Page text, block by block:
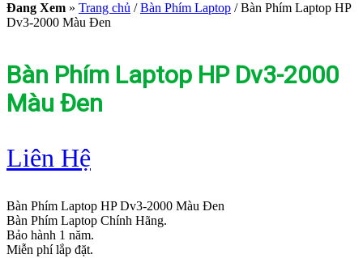
Đang Xem » Trang chủ / Bàn Phím Laptop /Bàn Phím Laptop HP
Dv3-2000 Màu Đen
Bàn Phím Laptop HP Dv3-2000
Màu Đen
Liên Hệ
Bàn Phím Laptop HP Dv3-2000 Màu Đen
Bàn Phím Laptop Chính Hãng.
Bảo hành 1 năm.
Miễn phí lắp đặt.